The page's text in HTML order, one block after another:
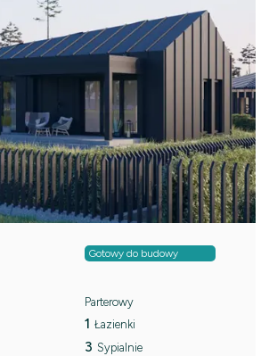
Gotowy do budowy
Parterowy
1 Łazienki
3 Sypialnie